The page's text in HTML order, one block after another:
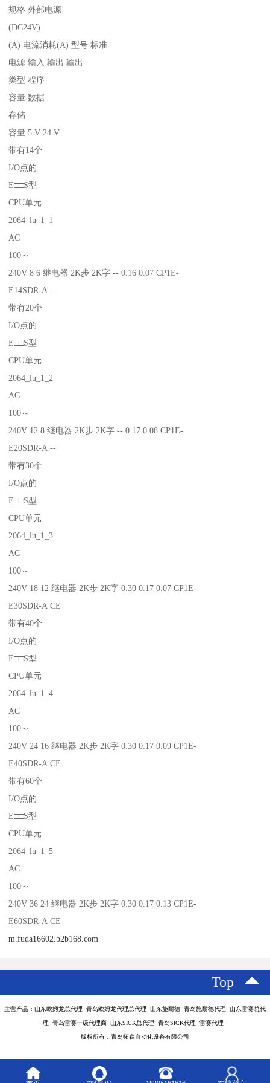
规格 外部电源
(DC24V)
(A) 电流消耗(A) 型号 标准
电源 输入 输出 输出
类型 程序
容量 数据
存储
容量 5 V 24 V
带有14个
I/O点的
E□□S型
CPU单元
2064_lu_1_1
AC
100～
240V 8 6 继电器 2K步 2K字 -- 0.16 0.07 CP1E-
E14SDR-A --
带有20个
I/O点的
E□□S型
CPU单元
2064_lu_1_2
AC
100～
240V 12 8 继电器 2K步 2K字 -- 0.17 0.08 CP1E-
E20SDR-A --
带有30个
I/O点的
E□□S型
CPU单元
2064_lu_1_3
AC
100～
240V 18 12 继电器 2K步 2K字 0.30 0.17 0.07 CP1E-
E30SDR-A CE
带有40个
I/O点的
E□□S型
CPU单元
2064_lu_1_4
AC
100～
240V 24 16 继电器 2K步 2K字 0.30 0.17 0.09 CP1E-
E40SDR-A CE
带有60个
I/O点的
E□□S型
CPU单元
2064_lu_1_5
AC
100～
240V 36 24 继电器 2K步 2K字 0.30 0.17 0.13 CP1E-
E60SDR-A CE
m.fuda16602.b2b168.com
Top
主营产品：山东欧姆龙总代理 青岛欧姆龙代理总代理 山东施耐德 青岛施耐德代理 山东雷赛总代
理 青岛雷赛一级代理商 山东SICK总代理 青岛SICK代理 雷赛代理
版权所有：青岛拓森自动化设备有限公司